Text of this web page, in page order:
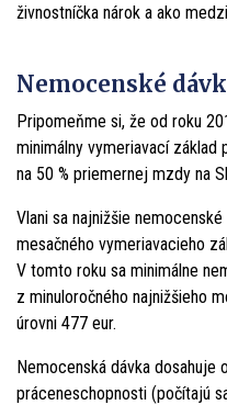
živnostníčka nárok a ako
Nemocenské
Pripomeňme si, že od roku
minimálny vymeriavací základ
na 50 % priemernej mzdy na
Vlani sa najnižšie
mesačného vymeriavacieho
V tomto roku sa minimálne
z minuloročného najnižšieho
úrovni 477 eur.
Nemocenská dávka dosahuje
práceneschopnosti (počítajú